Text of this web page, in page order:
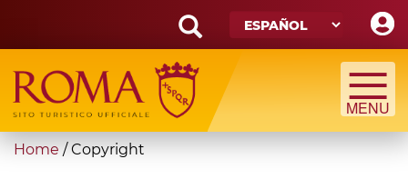
main
content
Search
form
Búsqueda
You
Home /Copyright